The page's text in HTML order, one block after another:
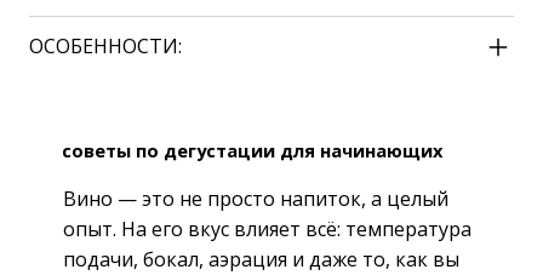
ОСОБЕННОСТИ:
советы по дегустации для начинающих
Вино — это не просто напиток, а целый
опыт. На его вкус влияет всё: температура
подачи, бокал, аэрация и даже то, как вы